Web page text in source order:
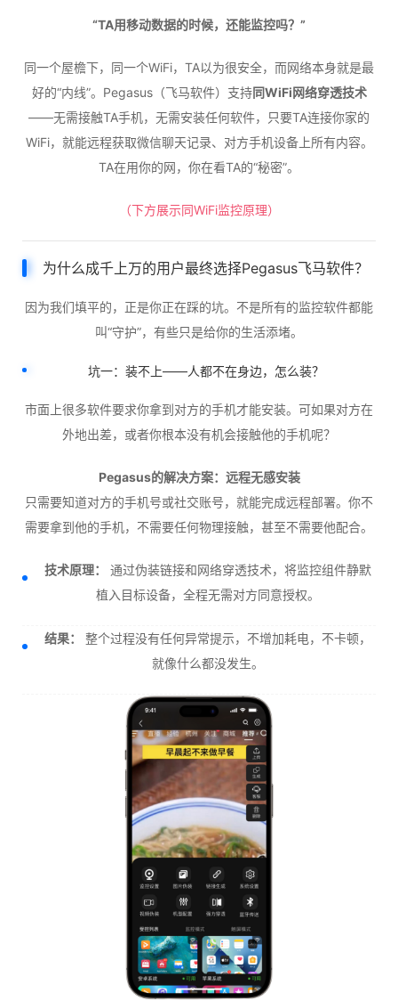
“TA用移动数据的时候，还能监控吗？”
同一个屋檐下，同一个WiFi，TA以为很安全，而网络本身就是最
好的“内线”。Pegasus（飞马软件）支持同WiFi网络穿透技术
——无需接触TA手机，无需安装任何软件，只要TA连接你家的
WiFi，就能远程获取微信聊天记录、对方手机设备上所有内容。
TA在用你的网，你在看TA的“秘密”。
（下方展示同WiFi监控原理）
为什么成千上万的用户最终选择Pegasus飞马软件？
因为我们填平的，正是你正在踩的坑。不是所有的监控软件都能
叫“守护”，有些只是给你的生活添堵。
坑一：装不上——人都不在身边，怎么装？
市面上很多软件要求你拿到对方的手机才能安装。可如果对方在
外地出差，或者你根本没有机会接触他的手机呢？
Pegasus的解决方案：远程无感安装
只需要知道对方的手机号或社交账号，就能完成远程部署。你不
需要拿到他的手机，不需要任何物理接触，甚至不需要他配合。
技术原理：
通过伪装链接和网络穿透技术，将监控组件静默
植入目标设备，全程无需对方同意授权。
结果：
整个过程没有任何异常提示，不增加耗电，不卡顿，
就像什么都没发生。